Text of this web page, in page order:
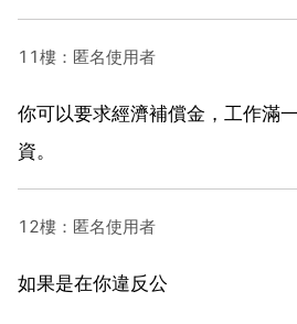
11樓：匿名使用者
你可以要求經濟補償金，工作滿
資。
12樓：匿名使用者
如果是在你違反公